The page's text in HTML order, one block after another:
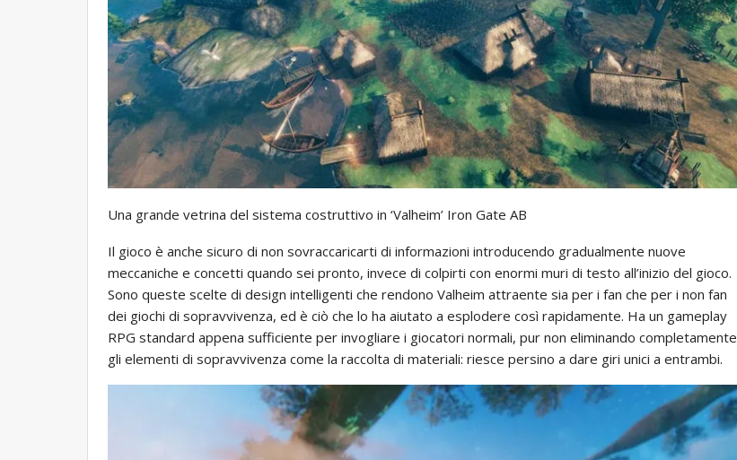
Una grande vetrina del sistema costruttivo in ‘Valheim’ Iron Gate AB
Il gioco è anche sicuro di non sovraccaricarti di informazioni introducendo gradualmente nuove
meccaniche e concetti quando sei pronto, invece di colpirti con enormi muri di testo all’inizio del gioco.
Sono queste scelte di design intelligenti che rendono Valheim attraente sia per i fan che per i non fan
dei giochi di sopravvivenza, ed è ciò che lo ha aiutato a esplodere così rapidamente. Ha un gameplay
RPG standard appena sufficiente per invogliare i giocatori normali, pur non eliminando completamente
gli elementi di sopravvivenza come la raccolta di materiali: riesce persino a dare giri unici a entrambi.